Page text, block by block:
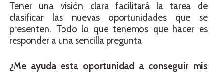
Tener una visión clara facilitará la tarea de
clasificar las nuevas oportunidades que se
presenten. Todo lo que tenemos que hacer es
responder a una sencilla pregunta
¿Me ayuda esta oportunidad a conseguir mis